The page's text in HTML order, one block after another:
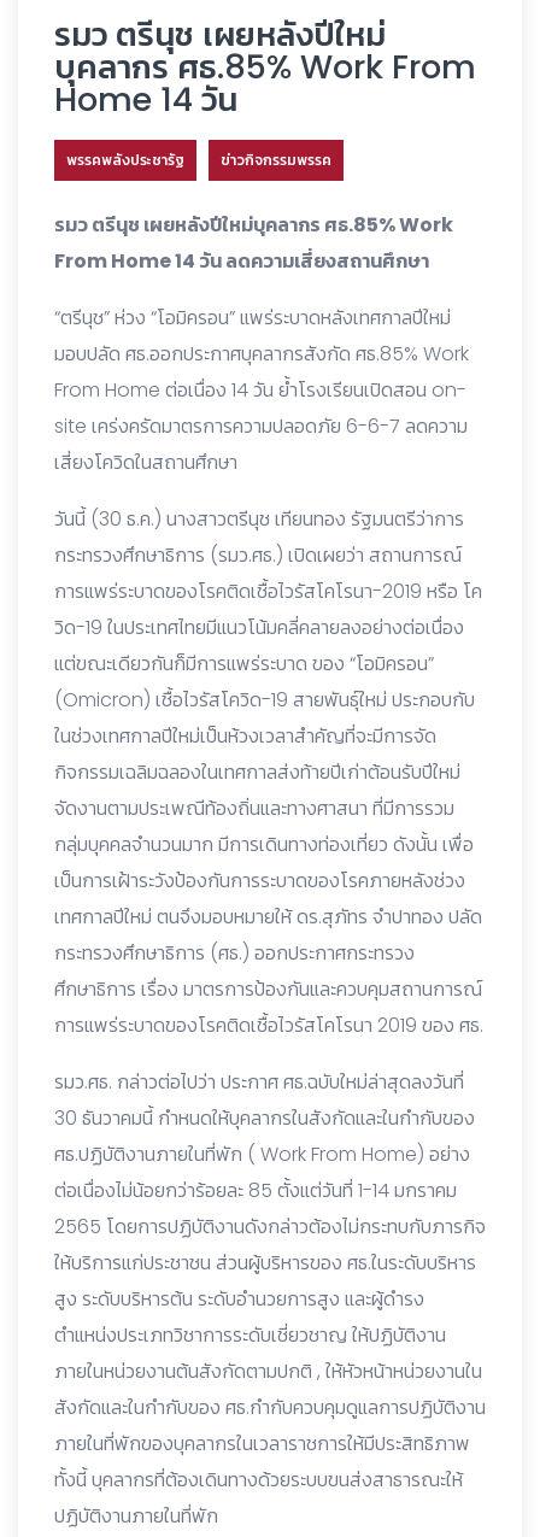
รมว ตรีนุช เผยหลังปีใหม่
บุคลากร ศธ.85% Work From
Home 14 วัน
พรรคพลังประชารัฐ ข่าวกิจกรรมพรรค
รมว ตรีนุช เผยหลังปีใหม่บุคลากร ศธ.85% Work
From Home 14 วัน ลดความเสี่ยงสถานศึกษา
“ตรีนุช” ห่วง “โอมิครอน” แพร่ระบาดหลังเทศกาลปีใหม่
มอบปลัด ศธ.ออกประกาศบุคลากรสังกัด ศธ.85% Work
From Home ต่อเนื่อง 14 วัน ย้ำโรงเรียนเปิดสอน on-
site เคร่งครัดมาตรการความปลอดภัย 6-6-7 ลดความ
เสี่ยงโควิดในสถานศึกษา
วันนี้ (30 ธ.ค.) นางสาวตรีนุช เทียนทอง รัฐมนตรีว่าการ
กระทรวงศึกษาธิการ (รมว.ศธ.) เปิดเผยว่า สถานการณ์
การแพร่ระบาดของโรคติดเชื้อไวรัสโคโรนา-2019 หรือ โค
วิด-19 ในประเทศไทยมีแนวโน้มคลี่คลายลงอย่างต่อเนื่อง
แต่ขณะเดียวกันก็มีการแพร่ระบาด ของ “โอมิครอน”
(Omicron) เชื้อไวรัสโควิด-19 สายพันธุ์ใหม่ ประกอบกับ
ในช่วงเทศกาลปีใหม่เป็นห้วงเวลาสำคัญที่จะมีการจัด
กิจกรรมเฉลิมฉลองในเทศกาลส่งท้ายปีเก่าต้อนรับปีใหม่
จัดงานตามประเพณีท้องถิ่นและทางศาสนา ที่มีการรวม
กลุ่มบุคคลจำนวนมาก มีการเดินทางท่องเที่ยว ดังนั้น เพื่อ
เป็นการเฝ้าระวังป้องกันการระบาดของโรคภายหลังช่วง
เทศกาลปีใหม่ ตนจึงมอบหมายให้ ดร.สุภัทร จำปาทอง ปลัด
กระทรวงศึกษาธิ​การ (ศธ.) ออกประกาศกระทรวง
ศึกษาธิการ เรื่อง มาตรการป้องกันและควบคุมสถานการณ์
การแพร่ระบาดของโรคติดเชื้อไวรัสโคโรนา 2019 ของ ศธ.
รมว.ศธ. กล่าวต่อไปว่า ประกาศ ศธ.ฉบับใหม่ล่าสุดลงวันที่
30 ธันวาคมนี้ กำหนดให้บุคลากรในสังกัดและในกำกับของ
ศธ.ปฏิบัติงานภายในที่พัก ( Work From Home) อย่าง
ต่อเนื่องไม่น้อยกว่าร้อยละ 85 ตั้งแต่วันที่ 1-14 มกราคม
2565 โดยการปฏิบัติงานดังกล่าวต้องไม่กระทบกับภารกิจ
ให้บริการแก่ประชาชน ส่วนผู้บริหารของ ศธ.ในระดับบริหาร
สูง ระดับบริหารต้น ระดับอำนวยการสูง และผู้ดำรง
ตำแหน่งประเภทวิชาการระดับเชี่ยวชาญ ให้ปฏิบัติงาน
ภายในหน่วยงานต้นสังกัดตามปกติ , ให้หัวหน้าหน่วยงานใน
สังกัดและในกำกับของ ศธ.กำกับควบคุมดูแลการปฏิบัติงาน
ภายในที่พักของบุคลากรในเวลาราชการให้มีประสิทธิภาพ
ทั้งนี้ บุคลากรที่ต้องเดินทางด้วยระบบขนส่งสาธารณะให้
ปฏิบัติงานภายในที่พัก